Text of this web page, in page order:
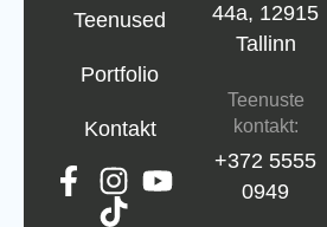
Teenused
Portfolio
Kontakt
44a, 12915
Tallinn
Teenuste
kontakt:
+372 5555
0949